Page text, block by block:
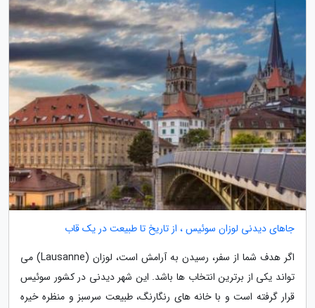
جاهای دیدنی لوزان سوئیس ، از تاریخ تا طبیعت در یک قاب
اگر هدف شما از سفر، رسیدن به آرامش است، لوزان (Lausanne) می
تواند یکی از برترین انتخاب ها باشد. این شهر دیدنی در کشور سوئیس
قرار گرفته است و با خانه های رنگارنگ، طبیعت سرسبز و منظره خیره